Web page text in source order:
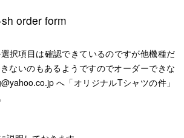
order form
択項目は確認できているのですが他機種だ
ないのもあるようですのでオーダーできな
へ「オリジナルTシャツの件」